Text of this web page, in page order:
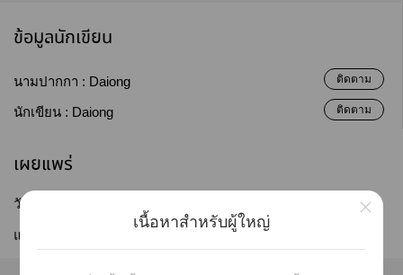
ข้อมูลนักเขียน
นามปากกา : Daiong ติดตาม
นักเขียน : Daiong ติดตาม
เผยแพร่
วันที่เผยแพร่ :
แก้ไขล่าสุด :
เนื้อหาสำหรับผู้ใหญ่
×